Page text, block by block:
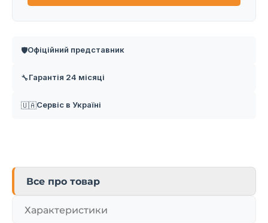
🛡️Офіційний представник
🔧Гарантія 24 місяці
🇺🇦Сервіс в Україні
Все про товар
Характеристики